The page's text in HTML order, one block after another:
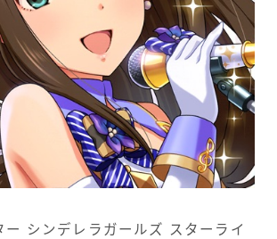
ー シンデレラガールズ スターライ